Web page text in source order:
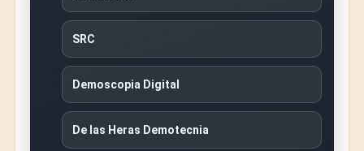
SRC
Demoscopia Digital
De las Heras Demotecnia